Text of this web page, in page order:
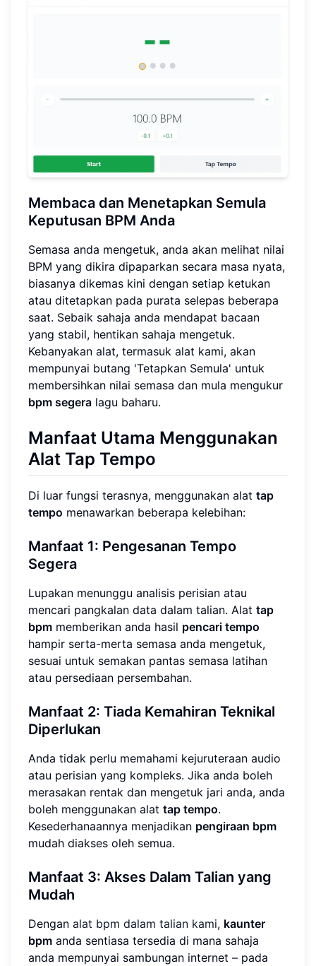
Membaca dan Menetapkan Semula
Keputusan BPM Anda
Semasa anda mengetuk, anda akan melihat nilai
BPM yang dikira dipaparkan secara masa nyata,
biasanya dikemas kini dengan setiap ketukan
atau ditetapkan pada purata selepas beberapa
saat. Sebaik sahaja anda mendapat bacaan
yang stabil, hentikan sahaja mengetuk.
Kebanyakan alat, termasuk alat kami, akan
mempunyai butang 'Tetapkan Semula' untuk
membersihkan nilai semasa dan mula mengukur
bpm segera lagu baharu.
Manfaat Utama Menggunakan
Alat Tap Tempo
Di luar fungsi terasnya, menggunakan alat tap
tempo menawarkan beberapa kelebihan:
Manfaat 1: Pengesanan Tempo
Segera
Lupakan menunggu analisis perisian atau
mencari pangkalan data dalam talian. Alat tap
bpm memberikan anda hasil pencari tempo
hampir serta-merta semasa anda mengetuk,
sesuai untuk semakan pantas semasa latihan
atau persediaan persembahan.
Manfaat 2: Tiada Kemahiran Teknikal
Diperlukan
Anda tidak perlu memahami kejuruteraan audio
atau perisian yang kompleks. Jika anda boleh
merasakan rentak dan mengetuk jari anda, anda
boleh menggunakan alat tap tempo.
Kesederhanaannya menjadikan pengiraan bpm
mudah diakses oleh semua.
Manfaat 3: Akses Dalam Talian yang
Mudah
Dengan alat bpm dalam talian kami, kaunter
bpm anda sentiasa tersedia di mana sahaja
anda mempunyai sambungan internet – pada